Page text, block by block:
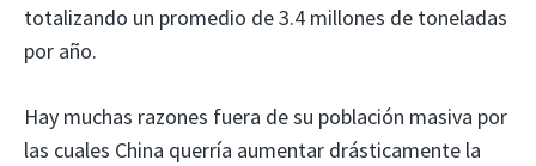
totalizando un promedio de 3.4 millones de toneladas
por año.
Hay muchas razones fuera de su población masiva por
las cuales China querría aumentar drásticamente la